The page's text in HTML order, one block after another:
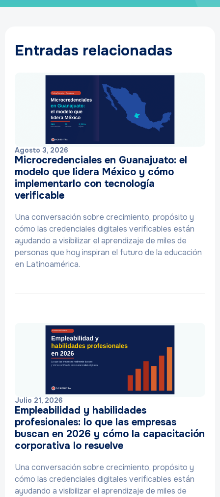
Entradas relacionadas
Agosto 3, 2026
Microcredenciales en Guanajuato: el
modelo que lidera México y cómo
implementarlo con tecnología
verificable
Una conversación sobre crecimiento, propósito y
cómo las credenciales digitales verificables están
ayudando a visibilizar el aprendizaje de miles de
personas que hoy inspiran el futuro de la educación
en Latinoamérica.
Julio 21, 2026
Empleabilidad y habilidades
profesionales: lo que las empresas
buscan en 2026 y cómo la capacitación
corporativa lo resuelve
Una conversación sobre crecimiento, propósito y
cómo las credenciales digitales verificables están
ayudando a visibilizar el aprendizaje de miles de